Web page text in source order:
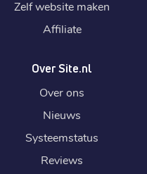
Zelf website maken
Affiliate
Over Site.nl
Over ons
Nieuws
Systeemstatus
Reviews